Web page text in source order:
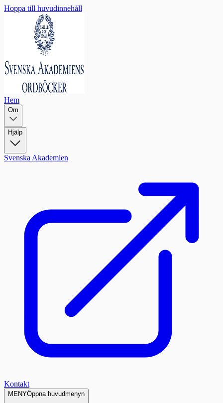
Hoppa till huvudinnehåll
Hem
Om
Hjälp
Svenska Akademien
Kontakt
MENYÖppna huvudmenyn